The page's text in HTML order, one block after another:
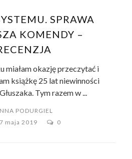
SPRAWA
KOMENDY –
miałam okazję przeczytać i
książkę 25 lat niewinności
Tym razem w ...
PODURGIEL
maja 2019
0